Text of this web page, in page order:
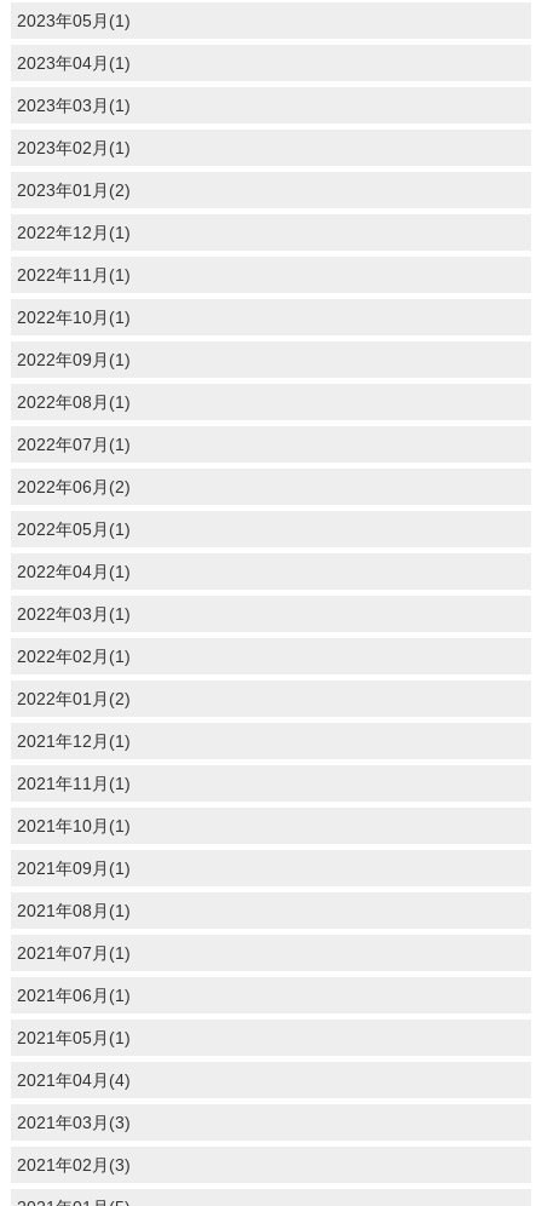
2023年05月(1)
2023年04月(1)
2023年03月(1)
2023年02月(1)
2023年01月(2)
2022年12月(1)
2022年11月(1)
2022年10月(1)
2022年09月(1)
2022年08月(1)
2022年07月(1)
2022年06月(2)
2022年05月(1)
2022年04月(1)
2022年03月(1)
2022年02月(1)
2022年01月(2)
2021年12月(1)
2021年11月(1)
2021年10月(1)
2021年09月(1)
2021年08月(1)
2021年07月(1)
2021年06月(1)
2021年05月(1)
2021年04月(4)
2021年03月(3)
2021年02月(3)